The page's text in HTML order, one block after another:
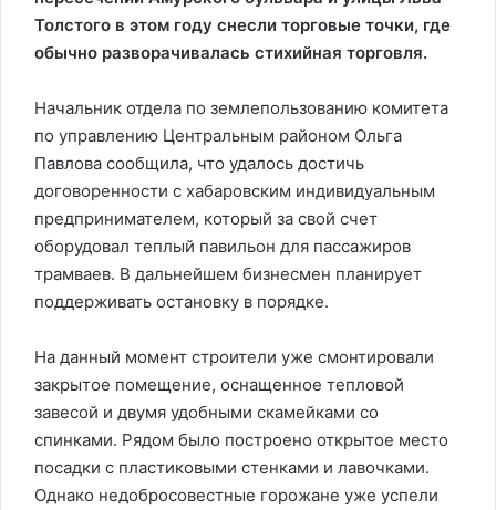
Толстого в этом году снесли торговые точки, где
обычно разворачивалась стихийная торговля.
Начальник отдела по землепользованию комитета
по управлению Центральным районом Ольга
Павлова сообщила, что удалось достичь
договоренности с хабаровским индивидуальным
предпринимателем, который за свой счет
оборудовал теплый павильон для пассажиров
трамваев. В дальнейшем бизнесмен планирует
поддерживать остановку в порядке.
На данный момент строители уже смонтировали
закрытое помещение, оснащенное тепловой
завесой и двумя удобными скамейками со
спинками. Рядом было построено открытое место
посадки с пластиковыми стенками и лавочками.
Однако недобросовестные горожане уже успели